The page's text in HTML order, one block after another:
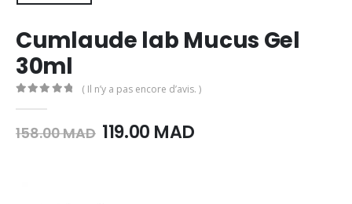
Cumlaude lab Mucus Gel
30ml
( Il n’y a pas encore d’avis. )
158.00MAD Le
119.00 MADLe